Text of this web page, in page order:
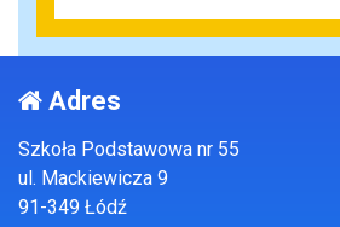
Adres
Szkoła Podstawowa nr 55
ul. Mackiewicza 9
91-349 Łódź